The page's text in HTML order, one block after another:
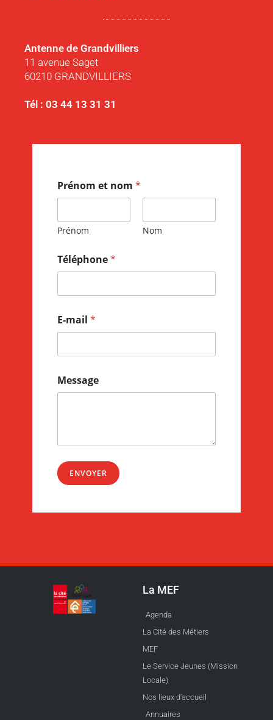
Antenne de Grandvilliers
11 avenue Saget
60210 GRANDVILLIERS
Tél : 03 44 13 31 31
Prénom et nom *
Prénom Nom
Téléphone*
E-mail *
Message
ENVOYER
La MEF
Agenda
La Cité des Métiers
MEF
Le Service Jeunes (Mission
Locale)
Nos lieux d'accueil
Annuaires